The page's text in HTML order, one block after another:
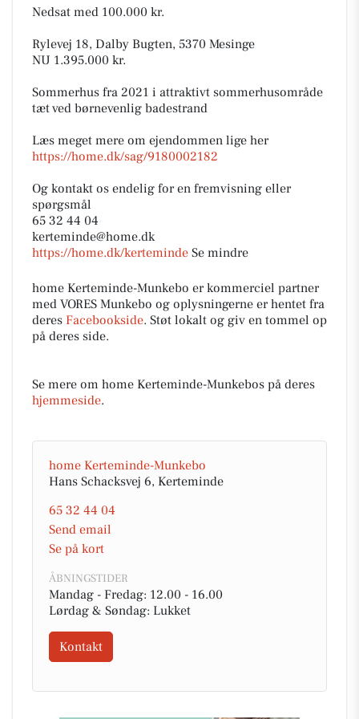
Nedsat med 100.000 kr.
Rylevej 18, Dalby Bugten, 5370 Mesinge
NU 1.395.000 kr.
Sommerhus fra 2021 i attraktivt sommerhusområde
tæt ved børnevenlig badestrand
Læs meget mere om ejendommen lige her
https://home.dk/sag/9180002182
Og kontakt os endelig for en fremvisning eller
spørgsmål
65 32 44 04
kerteminde@home.dk
https://home.dk/kerteminde Se mindre
home Kerteminde-Munkebo er kommerciel partner
med VORES Munkebo og oplysningerne er hentet fra
deres Facebookside. Støt lokalt og giv en tommel op
på deres side.
Se mere om home Kerteminde-Munkebos på deres
hjemmeside.
home Kerteminde-Munkebo
Hans Schacksvej 6, Kerteminde
65 32 44 04
Send email
Se på kort
ÅBNINGSTIDER
Mandag - Fredag: 12.00 - 16.00
Lørdag & Søndag: Lukket
Kontakt